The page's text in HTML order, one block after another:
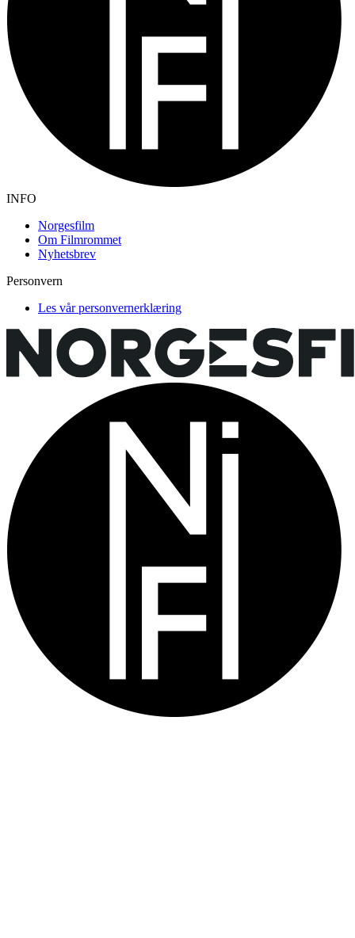
INFO
Norgesfilm
Om Filmrommet
Nyhetsbrev
Personvern
Les vår personvernerklæring